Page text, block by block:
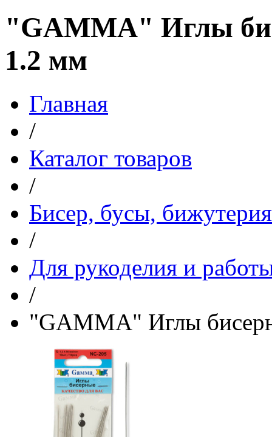
"GAMMA" Иглы
1.2 мм
Главная
/
Каталог товаров
/
Бисер, бусы, бижутерия
/
Для рукоделия и
/
"GAMMA" Иглы